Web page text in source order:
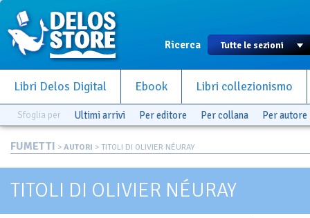
Ricerca
Libri Delos Digital Ebook Libri collezionismo
Sfoglia per Ultimi arrivi Per editore Per collana Per autore
FUMETTI > AUTORI > TITOLI DI OLIVIER NÉURAY
TITOLI DI OLIVIER NÉURAY